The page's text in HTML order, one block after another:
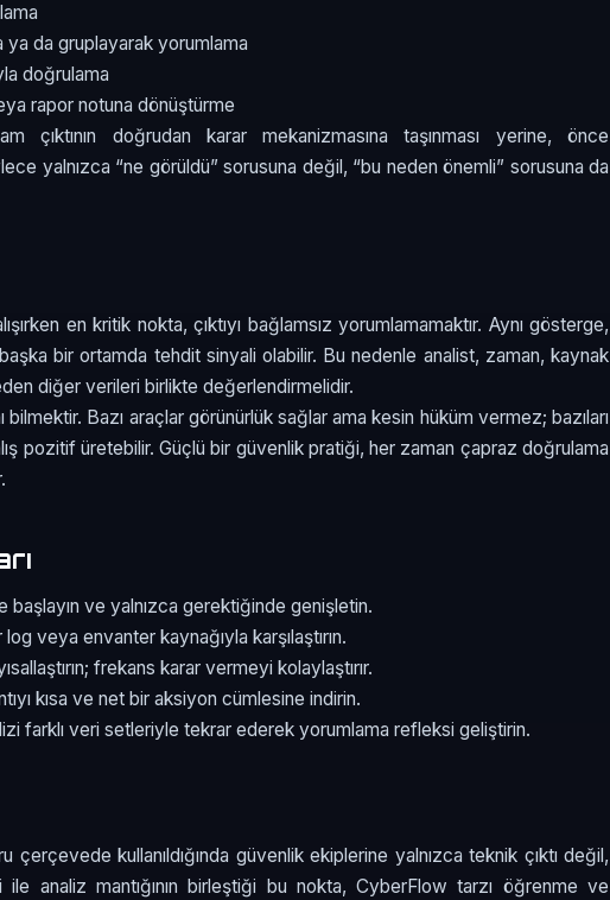
da gruplayarak yorumlama
doğrulama
rapor notuna dönüştürme
çıktının doğrudan karar mekanizmasına taşınması yerine, önce
yalnızca “ne görüldü” sorusuna değil, “bu neden önemli” sorusuna da
en kritik nokta, çıktıyı bağlamsız yorumlamamaktır. Aynı gösterge,
bir ortamda tehdit sinyali olabilir. Bu nedenle analist, zaman, kaynak
diğer verileri birlikte değerlendirmelidir.
bilmektir. Bazı araçlar görünürlük sağlar ama kesin hüküm vermez; bazıları
pozitif üretebilir. Güçlü bir güvenlik pratiği, her zaman çapraz doğrulama
başlayın ve yalnızca gerektiğinde genişletin.
log veya envanter kaynağıyla karşılaştırın.
frekans karar vermeyi kolaylaştırır.
kısa ve net bir aksiyon cümlesine indirin.
farklı veri setleriyle tekrar ederek yorumlama refleksi geliştirin.
çerçevede kullanıldığında güvenlik ekiplerine yalnızca teknik çıktı değil,
analiz mantığının birleştiği bu nokta, CyberFlow tarzı öğrenme ve